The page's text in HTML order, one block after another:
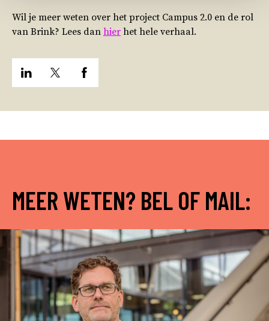
Wil je meer weten over het project Campus 2.0 en de rol
van Brink? Lees dan hier het hele verhaal.
MEER WETEN? BEL OF MAIL: